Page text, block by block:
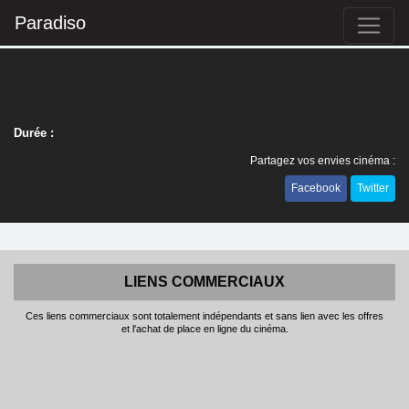
Paradiso
Durée :
Partagez vos envies cinéma :
Facebook Twitter
LIENS COMMERCIAUX
Ces liens commerciaux sont totalement indépendants et sans lien avec les offres
et l'achat de place en ligne du cinéma.